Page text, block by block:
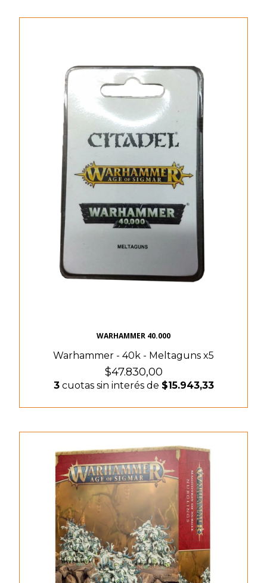
WARHAMMER 40.000
Warhammer - 40k - Meltaguns x5
$47.830,00
3cuotas sin interés de $15.943,33